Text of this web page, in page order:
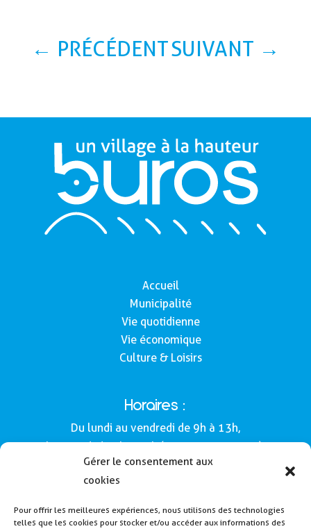
Gérer le consentement aux
cookies
Pour offrir les meilleures expériences, nous utilisons des technologies
telles que les cookies pour stocker et/ou accéder aux informations des
← PRÉCÉDENTSUIVANT →
Accueil
Municipalité
Vie quotidienne
Vie économique
Culture & Loisirs
Horaires :
Du lundi au vendredi de 9h à 13h,
le samedi de 9h à 12h (Semaines impaires).
160, route de Morlàas